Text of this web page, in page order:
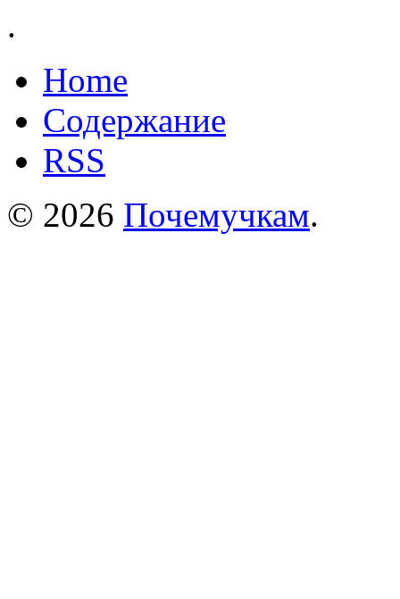
.
Home
Содержание
RSS
© 2026 Почемучкам.